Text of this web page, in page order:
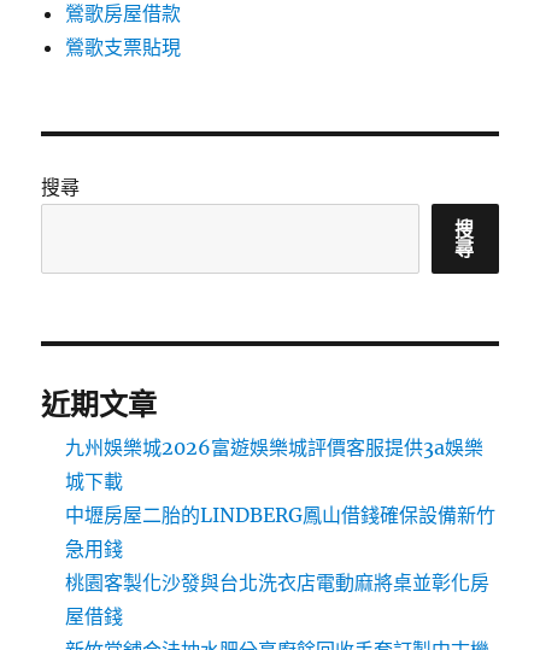
鶯歌房屋借款
鶯歌支票貼現
搜尋
搜
尋
近期文章
九州娛樂城2026富遊娛樂城評價客服提供3a娛樂
城下載
中壢房屋二胎的LINDBERG鳳山借錢確保設備新竹
急用錢
桃園客製化沙發與台北洗衣店電動麻將桌並彰化房
屋借錢